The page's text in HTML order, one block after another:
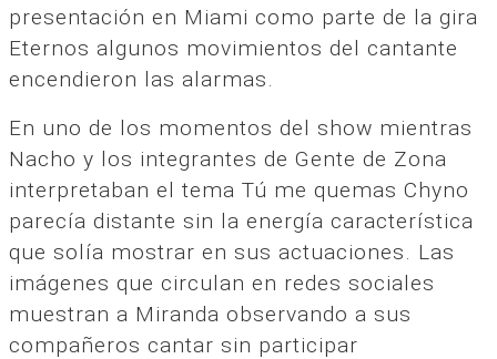
presentación en Miami como parte de la gira
Eternos algunos movimientos del cantante
encendieron las alarmas.
En uno de los momentos del show mientras
Nacho y los integrantes de Gente de Zona
interpretaban el tema Tú me quemas Chyno
parecía distante sin la energía característica
que solía mostrar en sus actuaciones. Las
imágenes que circulan en redes sociales
muestran a Miranda observando a sus
compañeros cantar sin participar